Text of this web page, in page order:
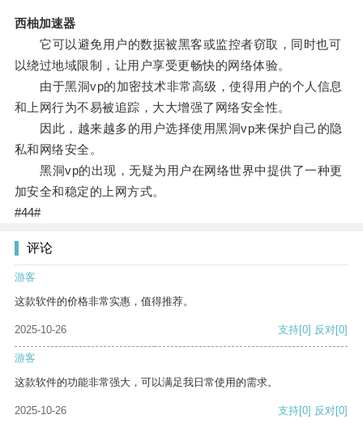
西柚加速器
它可以避免用户的数据被黑客或监控者窃取，同时也可
以绕过地域限制，让用户享受更畅快的网络体验。
由于黑洞vp的加密技术非常高级，使得用户的个人信息
和上网行为不易被追踪，大大增强了网络安全性。
因此，越来越多的用户选择使用黑洞vp来保护自己的隐
私和网络安全。
黑洞vp的出现，无疑为用户在网络世界中提供了一种更
加安全和稳定的上网方式。
#44#
评论
游客
这款软件的价格非常实惠，值得推荐。
2025-10-26 支持[0] 反对[0]
游客
这款软件的功能非常强大，可以满足我日常使用的需求。
2025-10-26 支持[0] 反对[0]